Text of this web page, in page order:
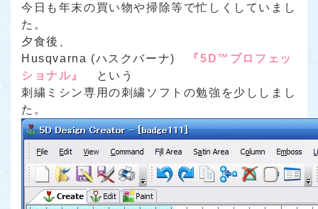
今日も年末の買い物や掃除等で忙しくしていまし
た。
夕食後、
Husqvarna (ハスクバーナ)
『5D™プロフェッ
ショナル』
という
刺繍ミシン専用の刺繍ソフトの勉強を少ししまし
た。